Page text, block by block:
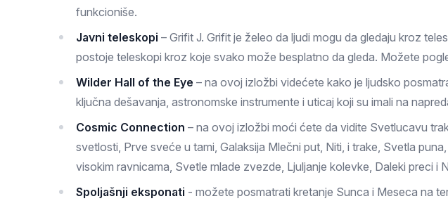
funkcioniše.
Javni teleskopi – Grifit J. Grifit je želeo da ljudi mogu da gledaju kroz
postoje teleskopi kroz koje svako može besplatno da gleda. Možete
Wilder Hall of the Eye – na ovoj izložbi videćete kako je ljudsko
ključna dešavanja, astronomske instrumente i uticaj koji su imali na
Cosmic Connection – na ovoj izložbi moći ćete da vidite Svetlucavu
svetlosti, Prve sveće u tami, Galaksija Mlečni put, Niti, i trake, Svetla
visokim ravnicama, Svetle mlade zvezde, Ljuljanje kolevke, Daleki preci i
Spoljašnji eksponati - možete posmatrati kretanje Sunca i Meseca na